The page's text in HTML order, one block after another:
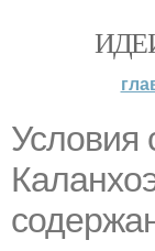
Условия